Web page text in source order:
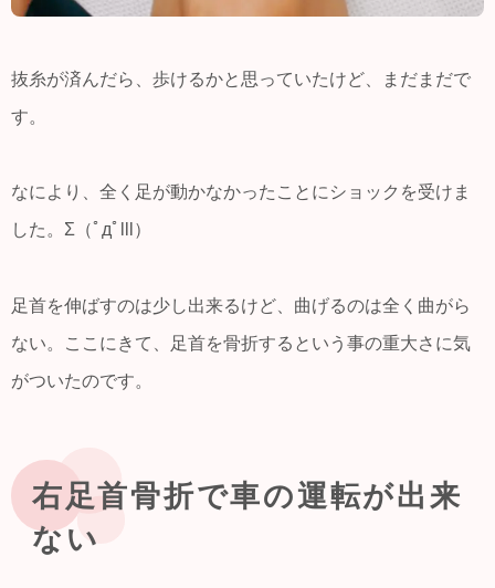
抜糸が済んだら、歩けるかと思っていたけど、まだまだで
す。
なにより、全く足が動かなかったことにショックを受けま
した。Σ（ﾟдﾟlll）
足首を伸ばすのは少し出来るけど、曲げるのは全く曲がら
ない。ここにきて、足首を骨折するという事の重大さに気
がついたのです。
右足首骨折で車の運転が出来
ない